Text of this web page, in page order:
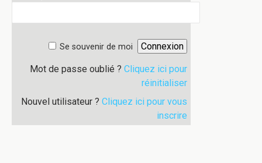
Se souvenir de moi
Mot de passe oublié ? Cliquez ici pour
réinitialiser
Nouvel utilisateur ? Cliquez ici pour vous
inscrire